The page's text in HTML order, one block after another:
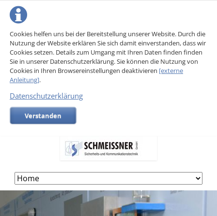
Cookies helfen uns bei der Bereitstellung unserer Website. Durch die
Nutzung der Website erklären Sie sich damit einverstanden, dass wir
Cookies setzen. Details zum Umgang mit Ihren Daten finden finden
Sie in unserer Datenschutzerklärung. Sie können die Nutzung von
Cookies in Ihren Browsereinstellungen deaktivieren [externe
Anleitung].
Datenschutzerklärung
Verstanden
navigation